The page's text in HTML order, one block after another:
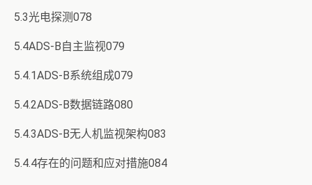
5.3光电探测078
5.4ADS-B自主监视079
5.4.1ADS-B系统组成079
5.4.2ADS-B数据链路080
5.4.3ADS-B无人机监视架构083
5.4.4存在的问题和应对措施084